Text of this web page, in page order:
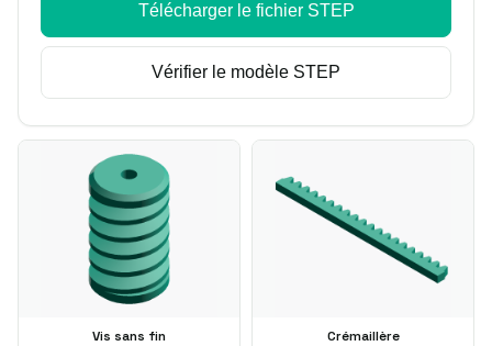
Télécharger le fichier STEP
Vérifier le modèle STEP
Vis sans fin Crémaillère